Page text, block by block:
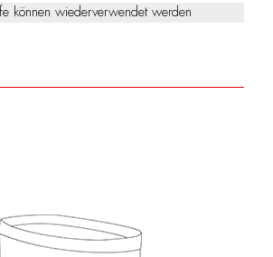
können wiederverwendet werden